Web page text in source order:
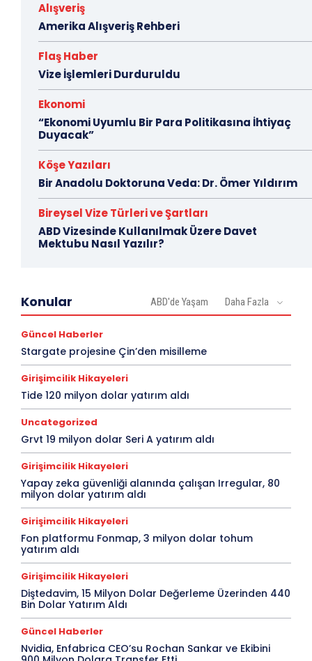
Alışveriş
Amerika Alışveriş Rehberi
Flaş Haber
Vize İşlemleri Durduruldu
Ekonomi
“Ekonomi Uyumlu Bir Para Politikasına İhtiyaç
Duyacak”
Köşe Yazıları
Bir Anadolu Doktoruna Veda: Dr. Ömer Yıldırım
Bireysel Vize Türleri ve Şartları
ABD Vizesinde Kullanılmak Üzere Davet
Mektubu Nasıl Yazılır?
Konular ABD'de Yaşam Daha Fazla
Güncel Haberler
Stargate projesine Çin’den misilleme
Girişimcilik Hikayeleri
Tide 120 milyon dolar yatırım aldı
Uncategorized
Grvt 19 milyon dolar Seri A yatırım aldı
Girişimcilik Hikayeleri
Yapay zeka güvenliği alanında çalışan Irregular, 80
milyon dolar yatırım aldı
Girişimcilik Hikayeleri
Fon platformu Fonmap, 3 milyon dolar tohum
yatırım aldı
Girişimcilik Hikayeleri
Diştedavim, 15 Milyon Dolar Değerleme Üzerinden 440
Bin Dolar Yatırım Aldı
Güncel Haberler
Nvidia, Enfabrica CEO’su Rochan Sankar ve Ekibini